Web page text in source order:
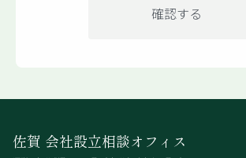
佐賀 会社設立相談オフィス